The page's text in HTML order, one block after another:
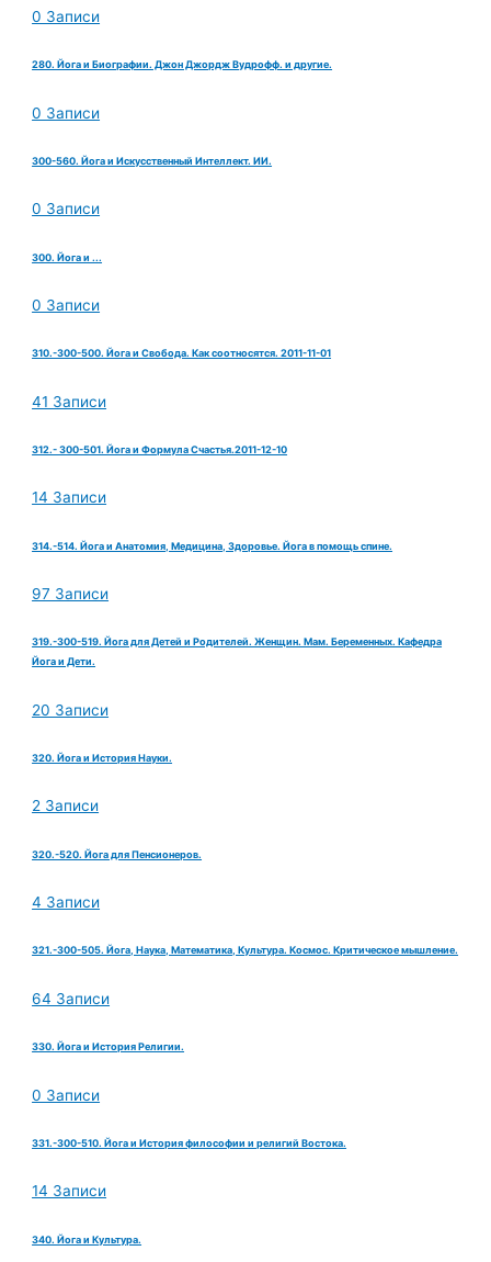
0 Записи
280. Йога и Биографии. Джон Джордж Вудрофф. и другие.
0 Записи
300-560. Йога и Искусственный Интеллект. ИИ.
0 Записи
300. Йога и ...
0 Записи
310.-300-500. Йога и Свобода. Как соотносятся. 2011-11-01
41 Записи
312.- 300-501. Йога и Формула Счастья.2011-12-10
14 Записи
314.-514. Йога и Анатомия, Медицина, Здоровье. Йога в помощь спине.
97 Записи
319.-300-519. Йога для Детей и Родителей. Женщин. Мам. Беременных. Кафедра
Йога и Дети.
20 Записи
320. Йога и История Науки.
2 Записи
320.-520. Йога для Пенсионеров.
4 Записи
321.-300-505. Йога, Наука, Математика, Культура. Космос. Критическое мышление.
64 Записи
330. Йога и История Религии.
0 Записи
331.-300-510. Йога и История философии и религий Востока.
14 Записи
340. Йога и Культура.